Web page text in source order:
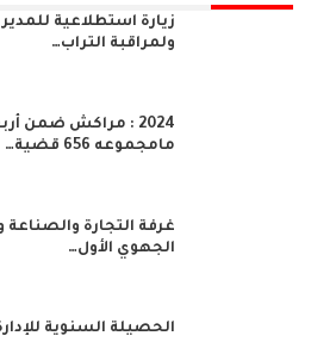
زيارة استطلاعية
ولمراقبة التراب…
2024 : مراكش ضمن
مامجموعه 656 قضية…
غرفة التجارة
الجهوي الأول…
الحصيلة السنوية للإدارة